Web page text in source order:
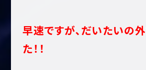
早速ですが、だいたいの
た！！